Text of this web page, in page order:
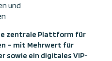
und
zentrale Plattform für
– mit Mehrwert für
sowie ein digitales VIP-